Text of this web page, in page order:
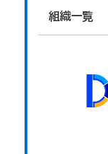
組織一覧